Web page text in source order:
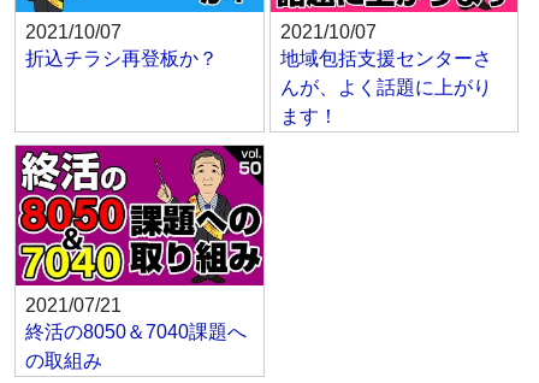
2021/10/07
折込チラシ再登板か？
2021/10/07
地域包括支援センターさ
んが、よく話題に上がり
ます！
2021/07/21
終活の8050＆7040課題へ
の取組み